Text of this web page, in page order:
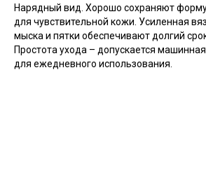
Нарядный вид. Хорошо сохраняют
для чувствительной кожи. Усиленная
мыска и пятки обеспечивают долгий
Простота ухода – допускается
для ежедневного использования.